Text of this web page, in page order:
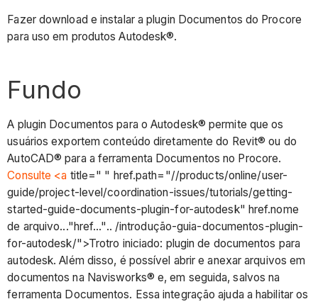
Fazer download e instalar a plugin Documentos do Procore
para uso em produtos Autodesk®.
Fundo
A plugin Documentos para o Autodesk® permite que os
usuários exportem conteúdo diretamente do Revit® ou do
AutoCAD® para a ferramenta Documentos no Procore.
Consulte <a title=" " href.path="//products/online/user-
guide/project-level/coordination-issues/tutorials/getting-
started-guide-documents-plugin-for-autodesk" href.nome
de arquivo..."href...".. /introdução-guia-documentos-plugin-
for-autodesk/">Trotro iniciado: plugin de documentos para
autodesk. Além disso, é possível abrir e anexar arquivos em
documentos na Navisworks® e, em seguida, salvos na
ferramenta Documentos. Essa integração ajuda a habilitar os